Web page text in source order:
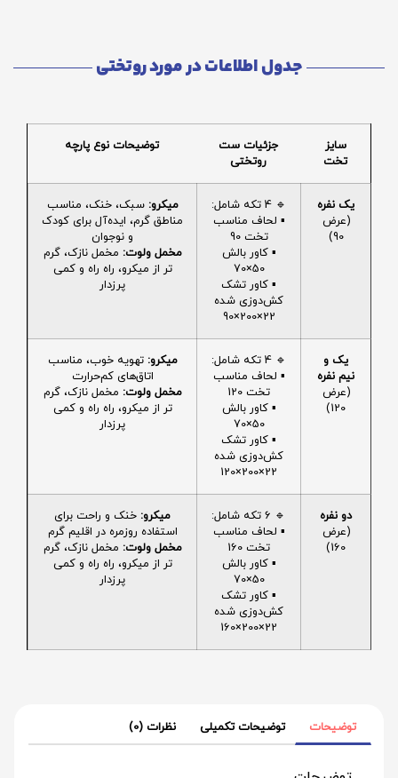
جدول اطلاعات در مورد روتختی
سایز
تخت
جزئیات ست
روتختی
توضیحات نوع پارچه
یک نفره
(عرض
90)
🔹 4 تکه شامل:
▪️ لحاف مناسب
تخت 90
▪️ کاور بالش
50×70
▪️ کاور تشک
کش‌دوزی شده
22×200×90
میکرو: سبک، خنک، مناسب
مناطق گرم، ایده‌آل برای کودک
و نوجوان
مخمل ولوت: مخمل نازک، گرم
تر از میکرو، راه راه و کمی
پرزدار
یک و
نیم نفره
(عرض
120)
🔹 4 تکه شامل:
▪️ لحاف مناسب
تخت 120
▪️ کاور بالش
50×70
▪️ کاور تشک
کش‌دوزی شده
22×200×120
میکرو: تهویه خوب، مناسب
اتاق‌های کم‌حرارت
مخمل ولوت: مخمل نازک، گرم
تر از میکرو، راه راه و کمی
پرزدار
دو نفره
(عرض
160)
🔹 6 تکه شامل:
▪️ لحاف مناسب
تخت 160
▪️ کاور بالش
50×70
▪️ کاور تشک
کش‌دوزی شده
22×200×160
میکرو: خنک و راحت برای
استفاده روزمره در اقلیم گرم
مخمل ولوت: مخمل نازک، گرم
تر از میکرو، راه راه و کمی
پرزدار
توضیحات توضیحات تکمیلی نظرات (0)